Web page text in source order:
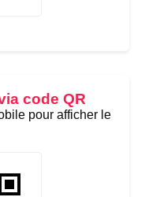
code QR
pour afficher le